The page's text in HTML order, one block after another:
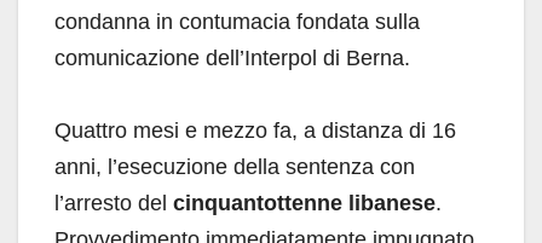
condanna in contumacia fondata sulla
comunicazione dell’Interpol di Berna.
Quattro mesi e mezzo fa, a distanza di 16
anni, l’esecuzione della sentenza con
l’arresto del cinquantottenne libanese.